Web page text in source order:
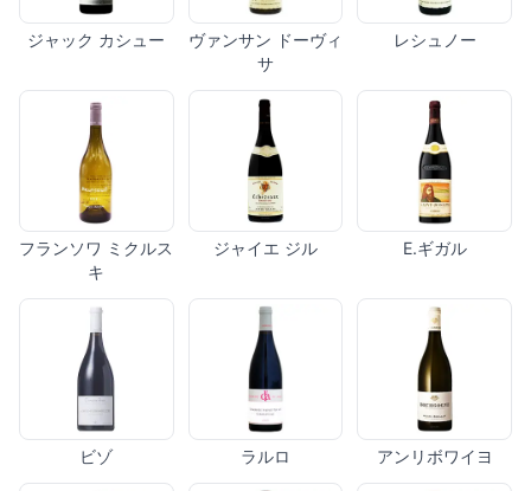
ジャック カシュー
ヴァンサン ドーヴィ
サ
レシュノー
フランソワ ミクルス
キ
ジャイエ ジル E.ギガル
ビゾ ラルロ アンリボワイヨ